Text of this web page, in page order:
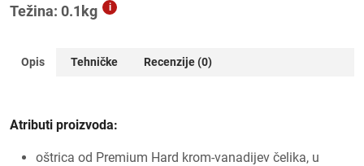
Težina: 0.1kg i
Opis Tehničke Recenzije (0)
Atributi proizvoda:
oštrica od Premium Hard krom-vanadijev čelika, u